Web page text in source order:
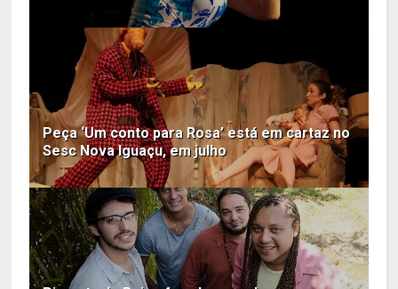
Peça ‘Um conto para Rosa’ está em cartaz no
Sesc Nova Iguaçu, em julho